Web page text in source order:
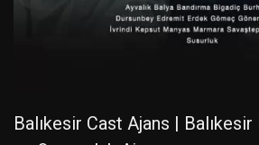
Balıkesir Cast Ajans |